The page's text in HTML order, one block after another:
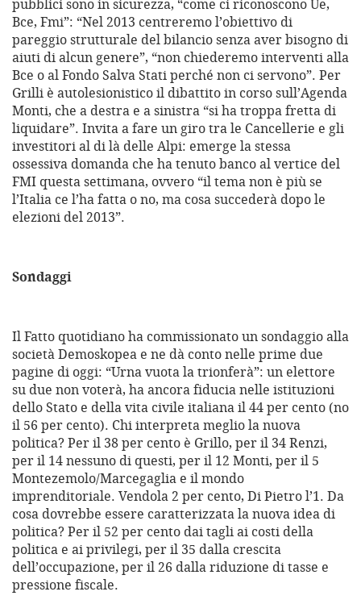
pubblici sono in sicurezza, “come ci riconoscono Ue,
Bce, Fmi”: “Nel 2013 centreremo l’obiettivo di
pareggio strutturale del bilancio senza aver bisogno di
aiuti di alcun genere”, “non chiederemo interventi alla
Bce o al Fondo Salva Stati perché non ci servono”. Per
Grilli è autolesionistico il dibattito in corso sull’Agenda
Monti, che a destra e a sinistra “si ha troppa fretta di
liquidare”. Invita a fare un giro tra le Cancellerie e gli
investitori al di là delle Alpi: emerge la stessa
ossessiva domanda che ha tenuto banco al vertice del
FMI questa settimana, ovvero “il tema non è più se
l’Italia ce l’ha fatta o no, ma cosa succederà dopo le
elezioni del 2013”.
Sondaggi
Il Fatto quotidiano ha commissionato un sondaggio alla
società Demoskopea e ne dà conto nelle prime due
pagine di oggi: “Urna vuota la trionferà”: un elettore
su due non voterà, ha ancora fiducia nelle istituzioni
dello Stato e della vita civile italiana il 44 per cento (no
il 56 per cento). Chi interpreta meglio la nuova
politica? Per il 38 per cento è Grillo, per il 34 Renzi,
per il 14 nessuno di questi, per il 12 Monti, per il 5
Montezemolo/Marcegaglia e il mondo
imprenditoriale. Vendola 2 per cento, Di Pietro l’1. Da
cosa dovrebbe essere caratterizzata la nuova idea di
politica? Per il 52 per cento dai tagli ai costi della
politica e ai privilegi, per il 35 dalla crescita
dell’occupazione, per il 26 dalla riduzione di tasse e
pressione fiscale.